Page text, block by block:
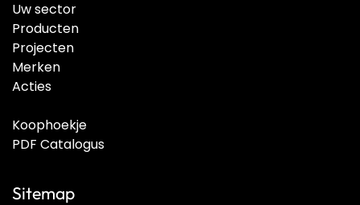
Uw sector
Producten
Projecten
Merken
Acties
Koophoekje
PDF Catalogus
Sitemap